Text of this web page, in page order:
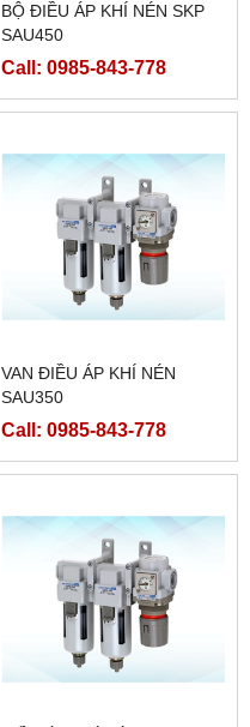
BỘ ĐIỀU ÁP KHÍ NÉN SKP
SAU450
Call: 0985-843-778
VAN ĐIỀU ÁP KHÍ NÉN
SAU350
Call: 0985-843-778